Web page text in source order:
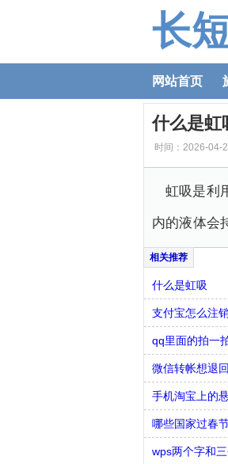
长
网站首页
什么是虹
时间：2026-04-
虹吸是利
内的液体会
什么是虹吸
支付宝怎么注
qq里面的拍一
微信转帐想退
手机淘宝上的
哪些国家过春
wps两个字和